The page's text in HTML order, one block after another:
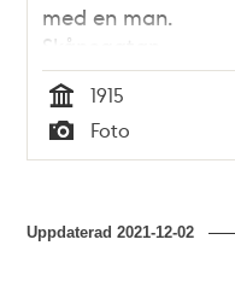
med en man.
Skånegatan
västerut från
Nytorgsgatan.
Skånegatan 19, 17
och 15. Nu
Tid
1915
Typ
Foto
Uppdaterad2021-12-02